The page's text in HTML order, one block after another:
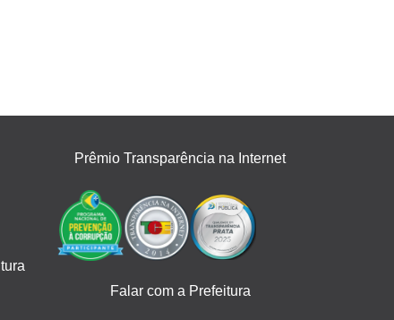
Prêmio Transparência na Internet
Falar com a Prefeitura